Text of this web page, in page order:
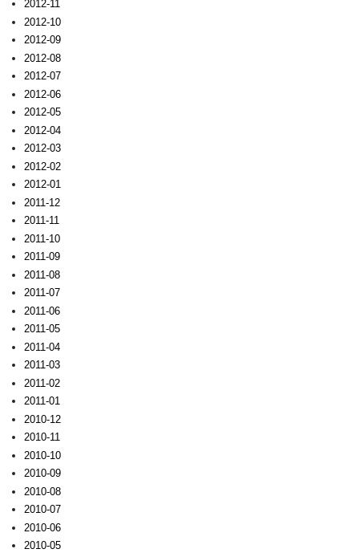
2012-11
2012-10
2012-09
2012-08
2012-07
2012-06
2012-05
2012-04
2012-03
2012-02
2012-01
2011-12
2011-11
2011-10
2011-09
2011-08
2011-07
2011-06
2011-05
2011-04
2011-03
2011-02
2011-01
2010-12
2010-11
2010-10
2010-09
2010-08
2010-07
2010-06
2010-05